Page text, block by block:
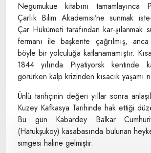
Negumukue kitabını tamamlayınca
Çarlık Bilim Akademisi’ne sunmak
Çar Hükümeti tarafından kar-şılanmak
fermanı ile başkente çağrılmış,
böyle bir yolculuğa katlanamamıştır.
1844 yılında Piyatiyorsk kentinde
görürken kalp krizinden kısacık yaşamı
Ünlü tarihçinin değeri yıllar sonra
Kuzey Kafkasya Tarihinde hak ettiği
Bu gün Kabardey Balkar
(Hatukşukoy) kasabasında bulunan
simgesi haline gelmiştir.